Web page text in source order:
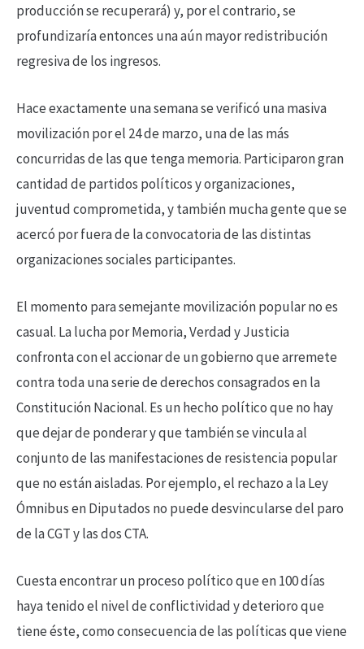
producción se recuperará) y, por el contrario, se
profundizaría entonces una aún mayor redistribución
regresiva de los ingresos.
Hace exactamente una semana se verificó una masiva
movilización por el 24 de marzo, una de las más
concurridas de las que tenga memoria. Participaron gran
cantidad de partidos políticos y organizaciones,
juventud comprometida, y también mucha gente que se
acercó por fuera de la convocatoria de las distintas
organizaciones sociales participantes.
El momento para semejante movilización popular no es
casual. La lucha por Memoria, Verdad y Justicia
confronta con el accionar de un gobierno que arremete
contra toda una serie de derechos consagrados en la
Constitución Nacional. Es un hecho político que no hay
que dejar de ponderar y que también se vincula al
conjunto de las manifestaciones de resistencia popular
que no están aisladas. Por ejemplo, el rechazo a la Ley
Ómnibus en Diputados no puede desvincularse del paro
de la CGT y las dos CTA.
Cuesta encontrar un proceso político que en 100 días
haya tenido el nivel de conflictividad y deterioro que
tiene éste, como consecuencia de las políticas que viene